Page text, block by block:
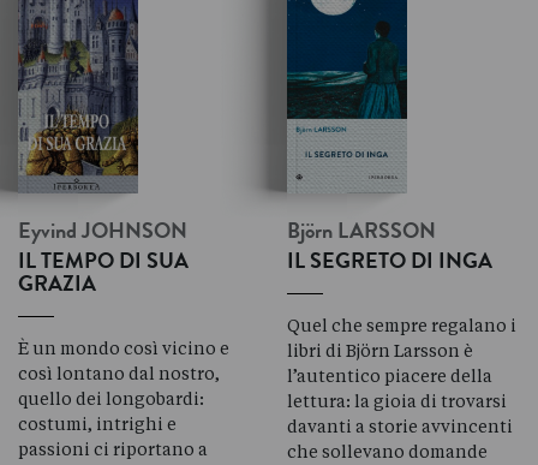
Eyvind JOHNSON
IL TEMPO DI SUA
GRAZIA
È un mondo così vicino e
così lontano dal nostro,
quello dei longobardi:
costumi, intrighi e
passioni ci riportano a
Björn LARSSON
IL SEGRETO DI INGA
Quel che sempre regalano i
libri di Björn Larsson è
l’autentico piacere della
lettura: la gioia di trovarsi
davanti a storie avvincenti
che sollevano domande